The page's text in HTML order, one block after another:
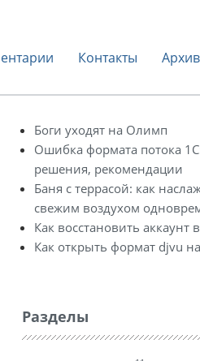
Контакты Архив
Боги уходят на Олимп
Ошибка формата потока
решения, рекомендации
Баня с террасой: как
свежим воздухом
Как восстановить аккаунт
Как открыть формат djvu
Разделы